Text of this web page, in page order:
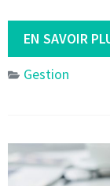
EN SAVOIR
Gestion